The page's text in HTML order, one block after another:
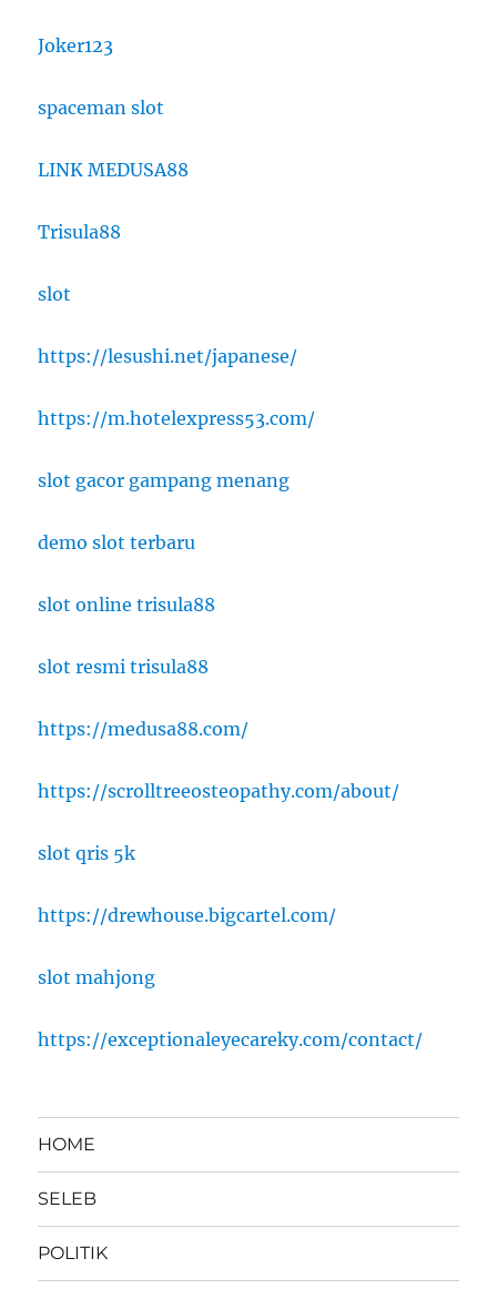
Joker123
spaceman slot
LINK MEDUSA88
Trisula88
slot
https://lesushi.net/japanese/
https://m.hotelexpress53.com/
slot gacor gampang menang
demo slot terbaru
slot online trisula88
slot resmi trisula88
https://medusa88.com/
https://scrolltreeosteopathy.com/about/
slot qris 5k
https://drewhouse.bigcartel.com/
slot mahjong
https://exceptionaleyecareky.com/contact/
HOME
SELEB
POLITIK